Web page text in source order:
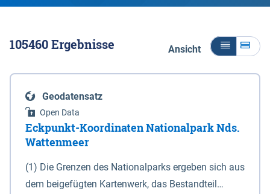
105460Ergebnisse Ansicht
Geodatensatz
Open Data
Eckpunkt-Koordinaten Nationalpark Nds.
Wattenmeer
(1) Die Grenzen des Nationalparks ergeben sich aus
dem beigefügten Kartenwerk, das Bestandteil